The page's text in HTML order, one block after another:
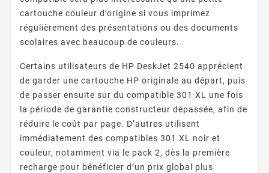
cartouche couleur d’origine si vous imprimez
régulièrement des présentations ou des documents
scolaires avec beaucoup de couleurs.
Certains utilisateurs de HP DeskJet 2540 apprécient
de garder une cartouche HP originale au départ, puis
de passer ensuite sur du compatible 301 XL une fois
la période de garantie constructeur dépassée, afin de
réduire le coût par page. D’autres utilisent
immédiatement des compatibles 301 XL noir et
couleur, notamment via le pack 2, dès la première
recharge pour bénéficier d’un prix global plus